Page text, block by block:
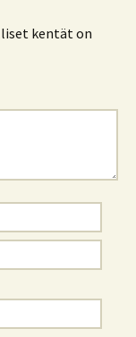
kentät on